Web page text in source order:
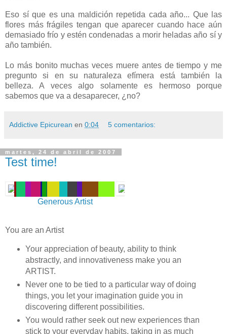
Eso sí que es una maldición repetida cada año... Que las
flores más frágiles tengan que aparecer cuando hace aún
demasiado frío y estén condenadas a morir heladas año sí y
año también.
Lo más bonito muchas veces muere antes de tiempo y me
pregunto si en su naturaleza efímera está también la
belleza. A veces algo solamente es hermoso porque
sabemos que va a desaparecer, ¿no?
Addictive Epicurean en 0:04 5 comentarios:
martes, 24 de abril de 2007
Test time!
Generous Artist
You are an Artist
Your appreciation of beauty, ability to think
abstractly, and innovativeness make you an
ARTIST.
Never one to be tied to a particular way of doing
things, you let your imagination guide you in
discovering different possibilities.
You would rather seek out new experiences than
stick to your everyday habits, taking in as much